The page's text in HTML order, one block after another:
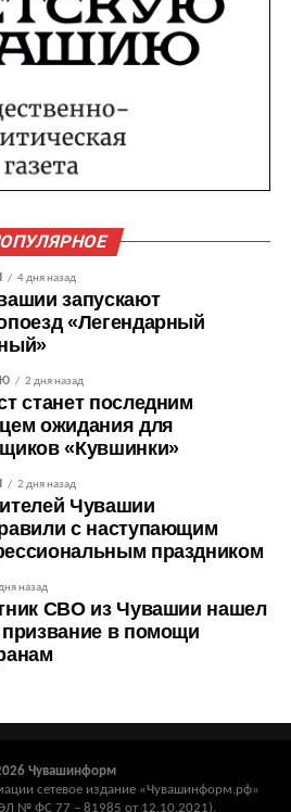
4 дня назад
запускают
«Легендарный
2 дня назад
станет последним
ожидания для
«Кувшинки»
2 дня назад
Чувашии
с наступающим
праздником
назад
СВО из Чувашии нашел
призвание в помощи
Чувашинформ
сетевое издание «Чувашинформ.рф»
ЭЛ № ФС 77 – 81985 от 12.10.2021),